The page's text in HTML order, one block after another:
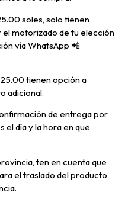
soles, solo tienen
motorizado de tu elección
vía WhatsApp 📲
tienen opción a
adicional.
de entrega por
el día y la hora en que
ten en cuenta que
el traslado del producto